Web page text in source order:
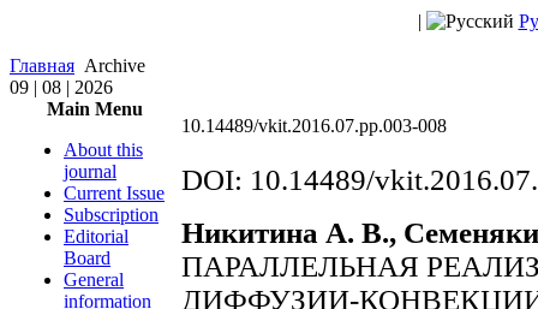
|
Главная Archive
09 | 08 | 2026
Main Menu
About this
journal
Current Issue
Subscription
Editorial
Board
General
information
10.14489/vkit.2016.07.pp.003-008
DOI: 10.14489/
Никитина А. В.,
ПАРАЛЛЕЛЬНАЯ
ДИФФУЗИИ-